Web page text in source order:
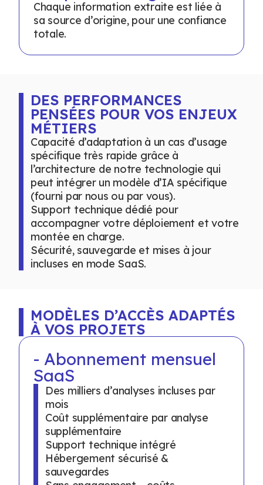
Chaque information extraite est liée à
sa source d’origine, pour une confiance
totale.
DES PERFORMANCES
PENSÉES POUR VOS ENJEUX
MÉTIERS
Capacité d’adaptation à un cas d’usage
spécifique très rapide grâce à
l’architecture de notre technologie qui
peut intégrer un modèle d’IA spécifique
(fourni par nous ou par vous).
Support technique dédié pour
accompagner votre déploiement et votre
montée en charge.
Sécurité, sauvegarde et mises à jour
incluses en mode SaaS.
MODÈLES D’ACCÈS ADAPTÉS
À VOS PROJETS
- Abonnement mensuel
SaaS
Des milliers d’analyses incluses par
mois
Coût supplémentaire par analyse
supplémentaire
Support technique intégré
Hébergement sécurisé &
sauvegardes